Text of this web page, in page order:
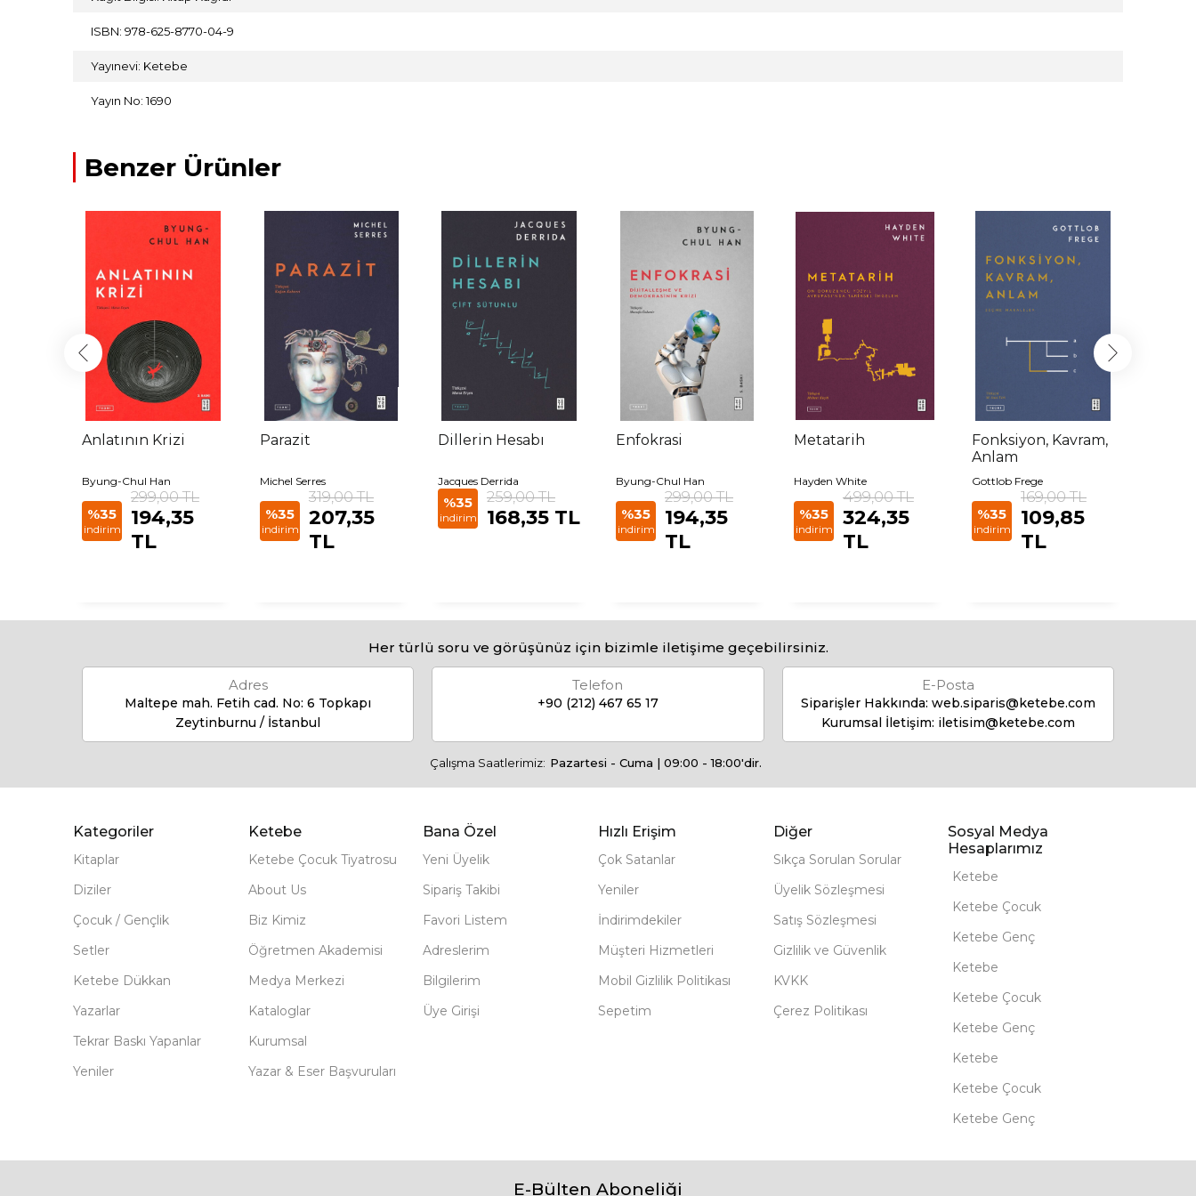
ISBN: 978-625-8770-04-9
Yayınevi: Ketebe
Yayın No: 1690
Benzer Ürünler
Anlatının Krizi
Byung-Chul Han
%35
indirim
299,00 TL
194,35
TL
Parazit
Michel Serres
%35
indirim
319,00 TL
207,35
TL
Dillerin Hesabı
Jacques Derrida
%35
indirim
259,00 TL
168,35 TL
Enfokrasi
Byung-Chul Han
%35
indirim
299,00 TL
194,35
TL
Metatarih
Hayden White
%35
indirim
499,00 TL
324,35
TL
Fonksiyon, Kavram,
Anlam
Gottlob Frege
%35
indirim
169,00 TL
109,85
TL
Her türlü soru ve görüşünüz için bizimle iletişime geçebilirsiniz.
Adres
Maltepe mah. Fetih cad. No: 6 Topkapı
Zeytinburnu / İstanbul
Telefon
+90 (212) 467 65 17
E-Posta
Siparişler Hakkında: web.siparis@ketebe.com
Kurumsal İletişim: iletisim@ketebe.com
Çalışma Saatlerimiz: Pazartesi - Cuma | 09:00 - 18:00'dir.
Kategoriler
Kitaplar
Diziler
Çocuk / Gençlik
Setler
Ketebe Dükkan
Yazarlar
Tekrar Baskı Yapanlar
Yeniler
Ketebe
Ketebe Çocuk Tiyatrosu
About Us
Biz Kimiz
Öğretmen Akademisi
Medya Merkezi
Kataloglar
Kurumsal
Yazar & Eser Başvuruları
Bana Özel
Yeni Üyelik
Sipariş Takibi
Favori Listem
Adreslerim
Bilgilerim
Üye Girişi
Hızlı Erişim
Çok Satanlar
Yeniler
İndirimdekiler
Müşteri Hizmetleri
Mobil Gizlilik Politikası
Sepetim
Diğer
Sıkça Sorulan Sorular
Üyelik Sözleşmesi
Satış Sözleşmesi
Gizlilik ve Güvenlik
KVKK
Çerez Politikası
Sosyal Medya
Hesaplarımız
Ketebe
Ketebe Çocuk
Ketebe Genç
Ketebe
Ketebe Çocuk
Ketebe Genç
Ketebe
Ketebe Çocuk
Ketebe Genç
E-Bülten Aboneliği